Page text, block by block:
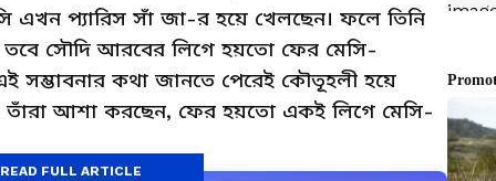
এখন প্যারিস সাঁ জা-র হয়ে খেলছেন। ফলে তিনি
তবে সৌদি আরবের লিগে হয়তো ফের মেসি-
সম্ভাবনার কথা জানতে পেরেই কৌতূহলী হয়ে
তাঁরা আশা করছেন, ফের হয়তো একই লিগে মেসি-
READ FULL ARTICLE